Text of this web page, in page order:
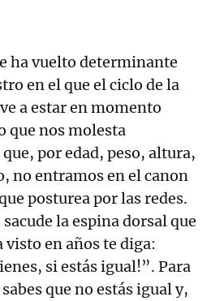
ha vuelto determinante
en el que el ciclo de la
a estar en momento
que nos molesta
por edad, peso, altura,
no entramos en el canon
posturea por las redes.
la espina dorsal que
visto en años te diga:
si estás igual!”. Para
que no estás igual y,